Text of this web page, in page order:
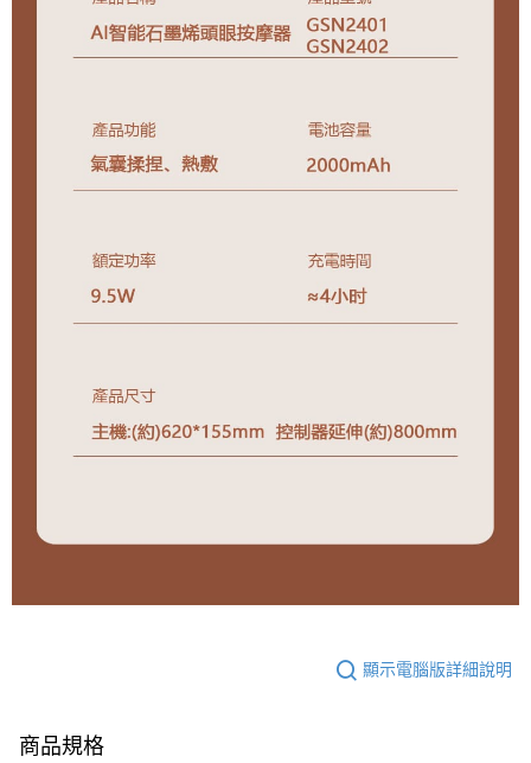
顯示電腦版詳細說明
商品規格